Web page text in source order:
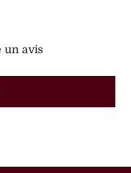
un avis